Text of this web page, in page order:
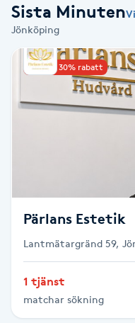
Babylights
Balayage
Bambumassage
BIAB
Blowout
Bottenfärg
Sista Minuten
Jönköping
Upp till 30% rabatt
Pärlans Estetik
Lantmätargränd 59,
1 tjänst
matchar sökning